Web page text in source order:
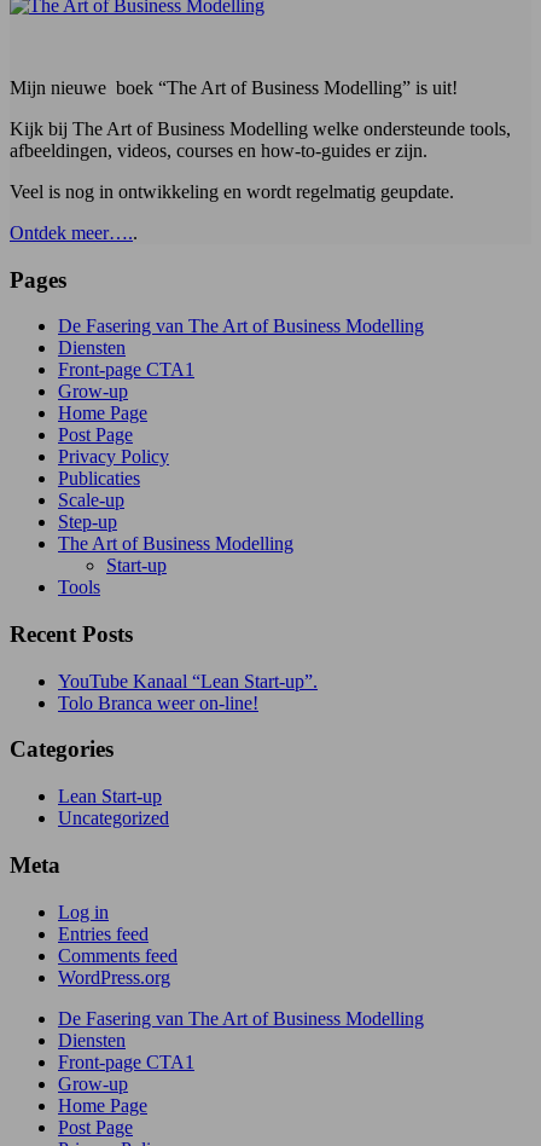
Mijn nieuwe boek “The Art of Business Modelling” is uit!
Kijk bij The Art of Business Modelling welke ondersteunde tools,
afbeeldingen, videos, courses en how-to-guides er zijn.
Veel is nog in ontwikkeling en wordt regelmatig geupdate.
Ontdek meer…..
Pages
De Fasering van The Art of Business Modelling
Diensten
Front-page CTA1
Grow-up
Home Page
Post Page
Privacy Policy
Publicaties
Scale-up
Step-up
The Art of Business Modelling
Start-up
Tools
Recent Posts
YouTube Kanaal “Lean Start-up”.
Tolo Branca weer on-line!
Categories
Lean Start-up
Uncategorized
Meta
Log in
Entries feed
Comments feed
WordPress.org
De Fasering van The Art of Business Modelling
Diensten
Front-page CTA1
Grow-up
Home Page
Post Page